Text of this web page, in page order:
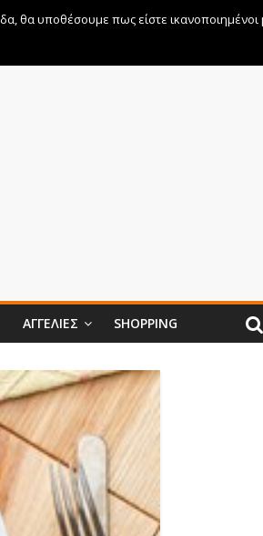
ΑΓΓΕΛΊΕΣ SHOPPING
θα υποθέσουμε πως είστε ικανοποιημένοι